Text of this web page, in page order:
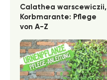
Calathea warscewiczii,
Korbmarante: Pflege
von A-Z